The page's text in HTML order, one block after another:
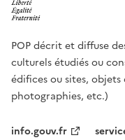
POP décrit et diffuse
culturels étudiés ou
édifices ou sites,
photographies, etc.)
info.gouv.fr